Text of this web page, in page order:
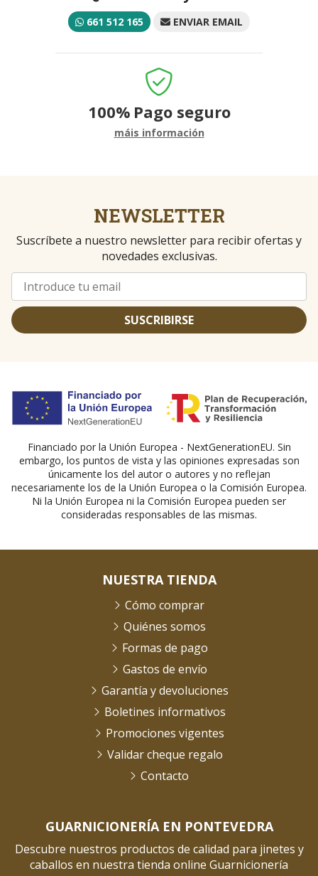
661 512 165 ENVIAR EMAIL
100% Pago seguro
máis información
NEWSLETTER
Suscríbete a nuestro newsletter para recibir ofertas y
novedades exclusivas.
SUSCRIBIRSE
Financiado por la Unión Europea - NextGenerationEU. Sin
embargo, los puntos de vista y las opiniones expresadas son
únicamente los del autor o autores y no reflejan
necesariamente los de la Unión Europea o la Comisión Europea.
Ni la Unión Europea ni la Comisión Europea pueden ser
consideradas responsables de las mismas.
GUARNICIONERÍA EN PONTEVEDRA
Descubre nuestros productos de calidad para jinetes y
caballos en nuestra tienda online Guarnicionería
NUESTRA TIENDA
Cómo comprar
Quiénes somos
Formas de pago
Gastos de envío
Garantía y devoluciones
Boletines informativos
Promociones vigentes
Validar cheque regalo
Contacto